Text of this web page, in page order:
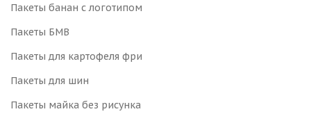
Пакеты банан с логотипом
Пакеты БМВ
Пакеты для картофеля фри
Пакеты для шин
Пакеты майка без рисунка